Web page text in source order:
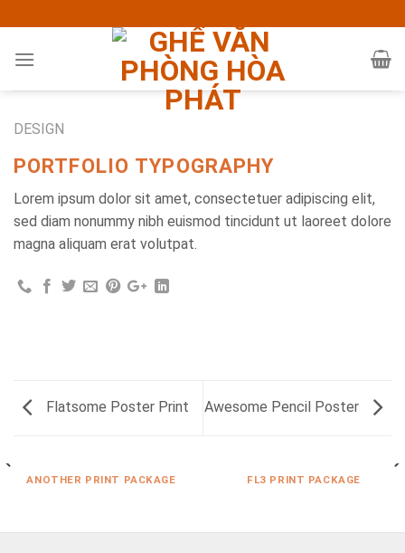
to
content
DESIGN
PORTFOLIO TYPOGRAPHY
Lorem ipsum dolor sit amet, consectetuer adipiscing elit,
sed diam nonummy nibh euismod tincidunt ut laoreet dolore
magna aliquam erat volutpat.
Flatsome Poster Print Awesome Pencil Poster
ANOTHER PRINT PACKAGE FL3 PRINT PACKAGE